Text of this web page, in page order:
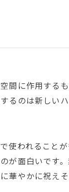
間に作用する
るのは新しい
使われること
が面白いです
華やかに祝え